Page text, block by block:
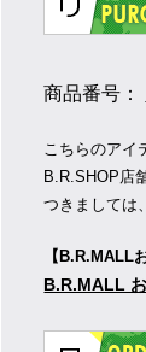
商品番号：
こちらのアイ
B.R.SHOP店
つきましては
【B.R.MALL
B.R.MALL